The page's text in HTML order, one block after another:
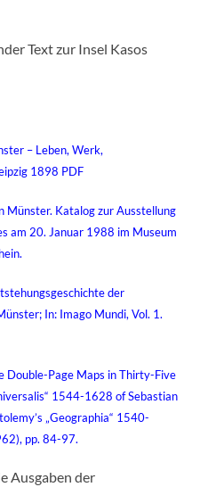
Text zur Insel Kasos
– Leben, Werk,
1898 PDF
Münster. Katalog zur Ausstellung
am 20. Januar 1988 im Museum
der
In: Imago Mundi, Vol. 1.
Double-Page Maps in Thirty-Five
1544-1628 of Sebastian
„Geographia“ 1540-
pp. 84-97.
Ausgaben der